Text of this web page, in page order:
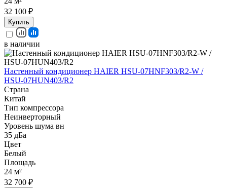
32 100 ₽
Купить
в наличии
Настенный кондиционер HAIER HSU-07HNF303/R2-W /
HSU-07HUN403/R2
Страна
Китай
Тип компрессора
Неинверторный
Уровень шума вн
35 дБа
Цвет
Белый
Площадь
24 м²
32 700 ₽